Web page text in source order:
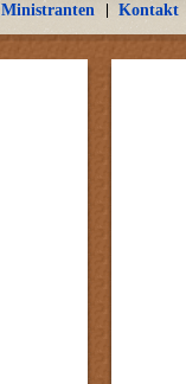
Ministranten Kontakt